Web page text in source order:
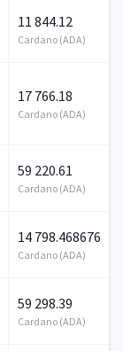
11 844.12
Cardano (ADA)
17 766.18
Cardano (ADA)
59 220.61
Cardano (ADA)
14 798.468676
Cardano (ADA)
59 298.39
Cardano (ADA)